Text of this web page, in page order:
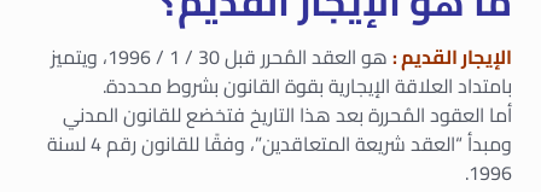
الإيجار القديم :
هو العقد المُحرر قبل 30 / 1 / 1996، ويتميز
بامتداد العلاقة الإيجارية بقوة القانون بشروط محددة.
أما العقود المُحررة بعد هذا التاريخ فتخضع للقانون المدني
ومبدأ “العقد شريعة المتعاقدين”، وفقًا للقانون رقم 4 لسنة
1996.